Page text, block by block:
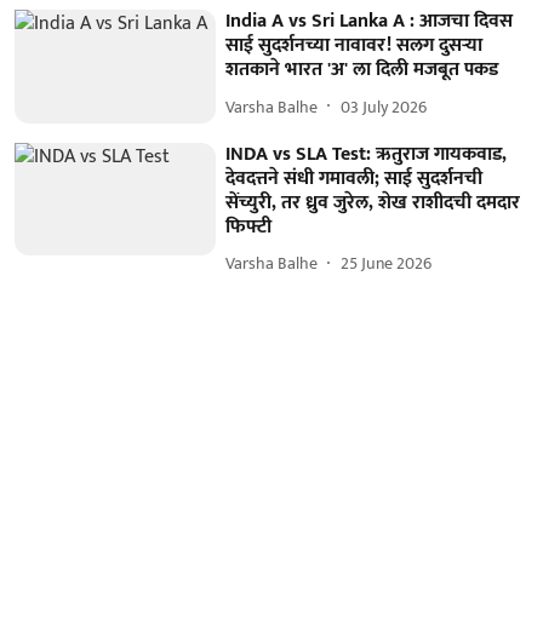
India A vs Sri Lanka A : आजचा दिवस
साई सुदर्शनच्या नावावर! सलग दुसऱ्या
शतकाने भारत 'अ' ला दिली मजबूत पकड
Varsha Balhe 03 July 2026
INDA vs SLA Test: ऋतुराज गायकवाड,
देवदत्तने संधी गमावली; साई सुदर्शनची
सेंच्युरी, तर ध्रुव जुरेल, शेख राशीदची दमदार
फिफ्टी
Varsha Balhe 25 June 2026